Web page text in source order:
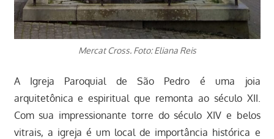
Mercat Cross. Foto: Eliana Reis
A Igreja Paroquial de São Pedro é uma joia
arquitetônica e espiritual que remonta ao século XII.
Com sua impressionante torre do século XIV e belos
vitrais, a igreja é um local de importância histórica e